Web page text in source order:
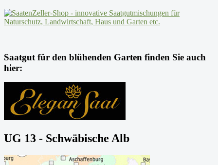
Saatgut für den blühenden Garten finden Sie auch
hier:
UG 13 - Schwäbische Alb